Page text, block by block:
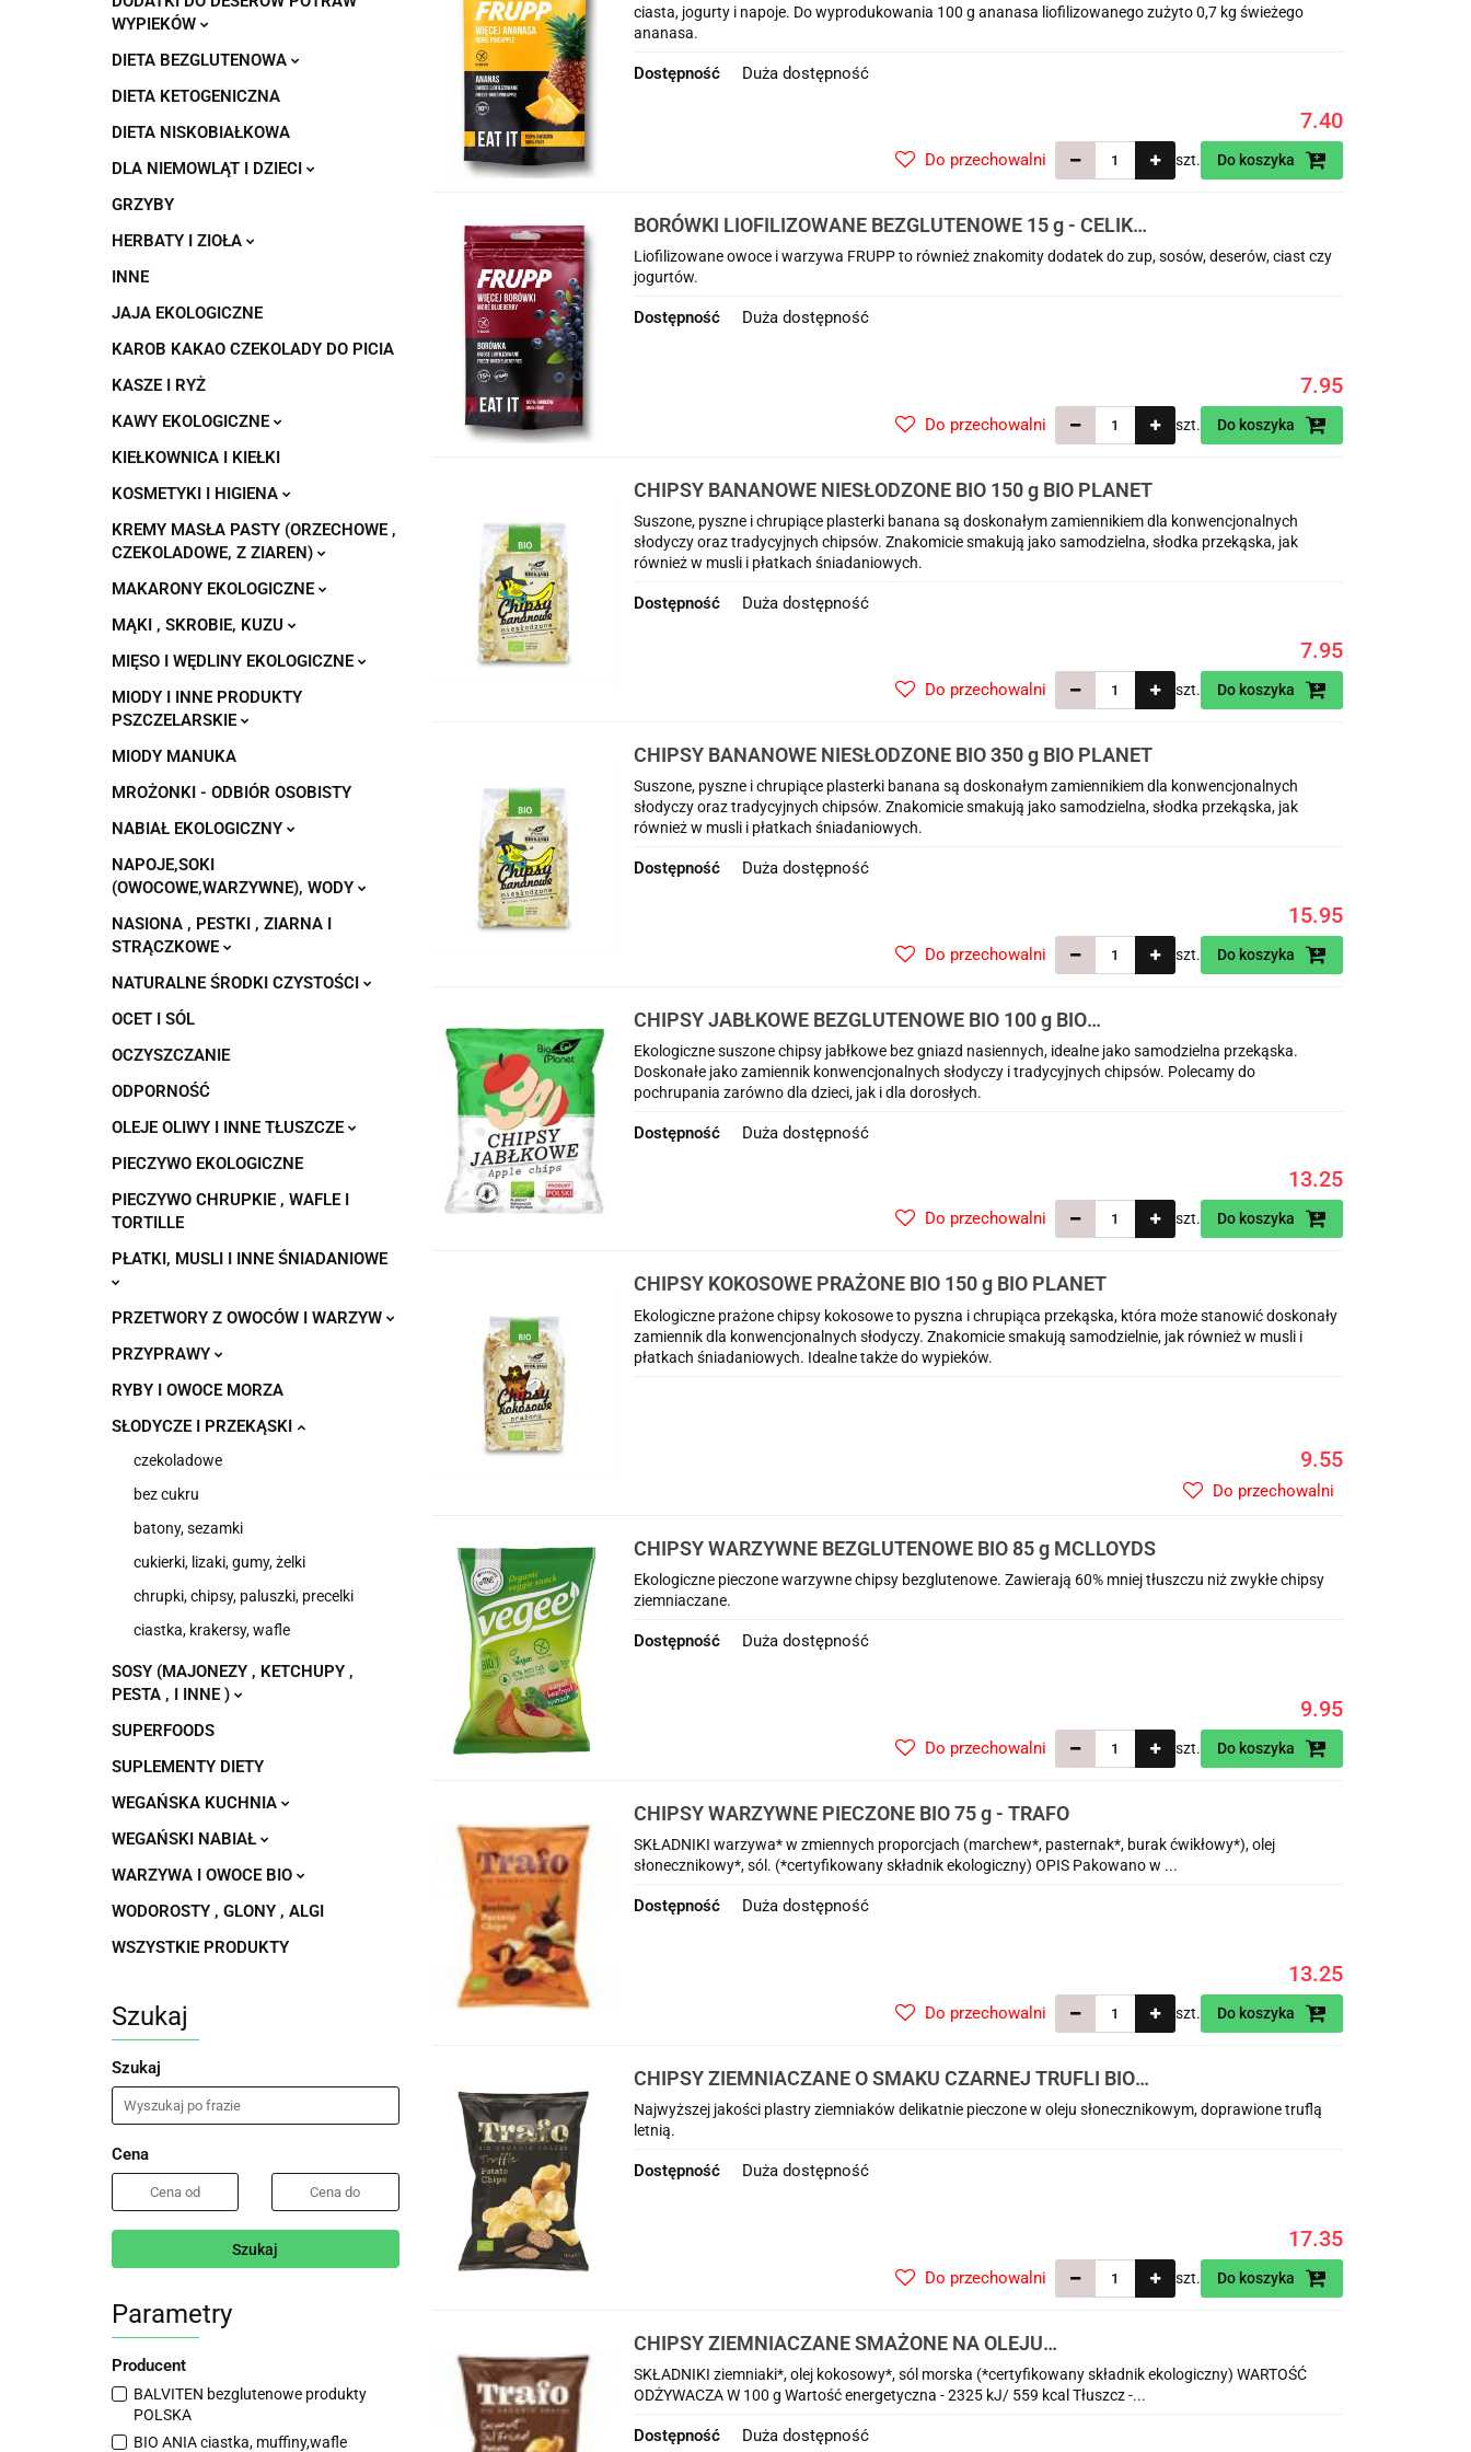
WYPIEKÓW
DIETA BEZGLUTENOWA
DIETA KETOGENICZNA
DIETA NISKOBIAŁKOWA
DLA NIEMOWLĄT I DZIECI
GRZYBY
HERBATY I ZIOŁA
INNE
JAJA EKOLOGICZNE
KAROB KAKAO CZEKOLADY DO PICIA
KASZE I RYŻ
KAWY EKOLOGICZNE
KIEŁKOWNICA I KIEŁKI
KOSMETYKI I HIGIENA
KREMY MASŁA PASTY (ORZECHOWE ,
CZEKOLADOWE, Z ZIAREN)
MAKARONY EKOLOGICZNE
MĄKI , SKROBIE, KUZU
MIĘSO I WĘDLINY EKOLOGICZNE
MIODY I INNE PRODUKTY
PSZCZELARSKIE
MIODY MANUKA
MROŻONKI - ODBIÓR OSOBISTY
NABIAŁ EKOLOGICZNY
NAPOJE,SOKI
(OWOCOWE,WARZYWNE), WODY
NASIONA , PESTKI , ZIARNA I
STRĄCZKOWE
NATURALNE ŚRODKI CZYSTOŚCI
OCET I SÓL
OCZYSZCZANIE
ODPORNOŚĆ
OLEJE OLIWY I INNE TŁUSZCZE
PIECZYWO EKOLOGICZNE
PIECZYWO CHRUPKIE , WAFLE I
TORTILLE
PŁATKI, MUSLI I INNE ŚNIADANIOWE
PRZETWORY Z OWOCÓW I WARZYW
PRZYPRAWY
RYBY I OWOCE MORZA
SŁODYCZE I PRZEKĄSKI
czekoladowe
bez cukru
batony, sezamki
cukierki, lizaki, gumy, żelki
chrupki, chipsy, paluszki, precelki
ciastka, krakersy, wafle
SOSY (MAJONEZY , KETCHUPY ,
PESTA , I INNE )
SUPERFOODS
SUPLEMENTY DIETY
WEGAŃSKA KUCHNIA
WEGAŃSKI NABIAŁ
WARZYWA I OWOCE BIO
WODOROSTY , GLONY , ALGI
WSZYSTKIE PRODUKTY
Szukaj
Szukaj
Cena
Szukaj
Parametry
Producent
BALVITEN bezglutenowe produkty
POLSKA
BIO ANIA ciastka, muffiny,wafle
ciasta, jogurty i napoje. Do wyprodukowania 100 g ananasa liofilizowanego zużyto 0,7 kg świeżego
ananasa.
Dostępność Duża dostępność
7.40
szt. Do koszyka
Do przechowalni
BORÓWKI LIOFILIZOWANE BEZGLUTENOWE 15 g - CELIKO
(FRUPP)
Liofilizowane owoce i warzywa FRUPP to również znakomity dodatek do zup, sosów, deserów, ciast czy
jogurtów.
Dostępność Duża dostępność
7.95
szt. Do koszyka
Do przechowalni
CHIPSY BANANOWE NIESŁODZONE BIO 150 g BIO PLANET
Suszone, pyszne i chrupiące plasterki banana są doskonałym zamiennikiem dla konwencjonalnych
słodyczy oraz tradycyjnych chipsów. Znakomicie smakują jako samodzielna, słodka przekąska, jak
również w musli i płatkach śniadaniowych.
Dostępność Duża dostępność
7.95
szt. Do koszyka
Do przechowalni
CHIPSY BANANOWE NIESŁODZONE BIO 350 g BIO PLANET
Suszone, pyszne i chrupiące plasterki banana są doskonałym zamiennikiem dla konwencjonalnych
słodyczy oraz tradycyjnych chipsów. Znakomicie smakują jako samodzielna, słodka przekąska, jak
również w musli i płatkach śniadaniowych.
Dostępność Duża dostępność
15.95
szt. Do koszyka
Do przechowalni
CHIPSY JABŁKOWE BEZGLUTENOWE BIO 100 g BIO
PLANET
Ekologiczne suszone chipsy jabłkowe bez gniazd nasiennych, idealne jako samodzielna przekąska.
Doskonałe jako zamiennik konwencjonalnych słodyczy i tradycyjnych chipsów. Polecamy do
pochrupania zarówno dla dzieci, jak i dla dorosłych.
Dostępność Duża dostępność
13.25
szt. Do koszyka
Do przechowalni
CHIPSY KOKOSOWE PRAŻONE BIO 150 g BIO PLANET
Ekologiczne prażone chipsy kokosowe to pyszna i chrupiąca przekąska, która może stanowić doskonały
zamiennik dla konwencjonalnych słodyczy. Znakomicie smakują samodzielnie, jak również w musli i
płatkach śniadaniowych. Idealne także do wypieków.
9.55
Do przechowalni
CHIPSY WARZYWNE BEZGLUTENOWE BIO 85 g MCLLOYDS
Ekologiczne pieczone warzywne chipsy bezglutenowe. Zawierają 60% mniej tłuszczu niż zwykłe chipsy
ziemniaczane.
Dostępność Duża dostępność
9.95
szt. Do koszyka
Do przechowalni
CHIPSY WARZYWNE PIECZONE BIO 75 g - TRAFO
SKŁADNIKI warzywa* w zmiennych proporcjach (marchew*, pasternak*, burak ćwikłowy*), olej
słonecznikowy*, sól. (*certyfikowany składnik ekologiczny) OPIS Pakowano w ...
Dostępność Duża dostępność
13.25
szt. Do koszyka
Do przechowalni
CHIPSY ZIEMNIACZANE O SMAKU CZARNEJ TRUFLI BIO
100 g - TRAFO
Najwyższej jakości plastry ziemniaków delikatnie pieczone w oleju słonecznikowym, doprawione truflą
letnią.
Dostępność Duża dostępność
17.35
szt. Do koszyka
Do przechowalni
CHIPSY ZIEMNIACZANE SMAŻONE NA OLEJU
KOKOSOWYM BIO 100 g - TRAFO
SKŁADNIKI ziemniaki*, olej kokosowy*, sól morska (*certyfikowany składnik ekologiczny) WARTOŚĆ
ODŻYWACZA W 100 g Wartość energetyczna - 2325 kJ/ 559 kcal Tłuszcz -...
Dostępność Duża dostępność